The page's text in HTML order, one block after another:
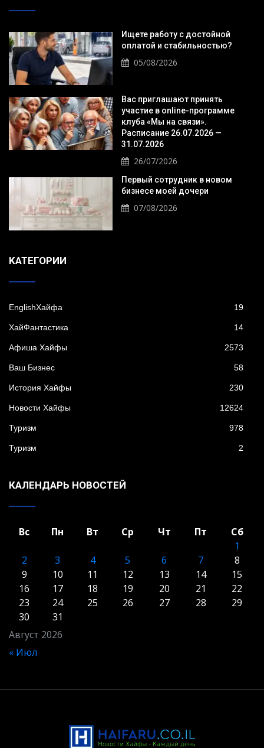
Ищете работу с достойной
оплатой и стабильностью?
05/08/2026
Вас приглашают принять
участие в online-программе
клуба «Мы на связи».
Расписание 26.07.2026 —
31.07.2026
26/07/2026
Первый сотрудник в новом
бизнесе моей дочери
07/08/2026
KАТЕГОРИИ
EnglishХайфа 19
XайФантастика 14
Афиша Хайфы 2573
Ваш Бизнес 58
История Хайфы 230
Новости Хайфы 12624
Туризм 978
Туризм 2
КАЛЕНДАРЬ НОВОСТЕЙ
Август 2026
Вс Пн Вт Ср Чт Пт
Сб
1
2
3 4 5 6 7
8
9
10 11 12 13 14
15
16
17 18 19 20 21
22
23
24 25 26 27 28
29
30
31
« Июл